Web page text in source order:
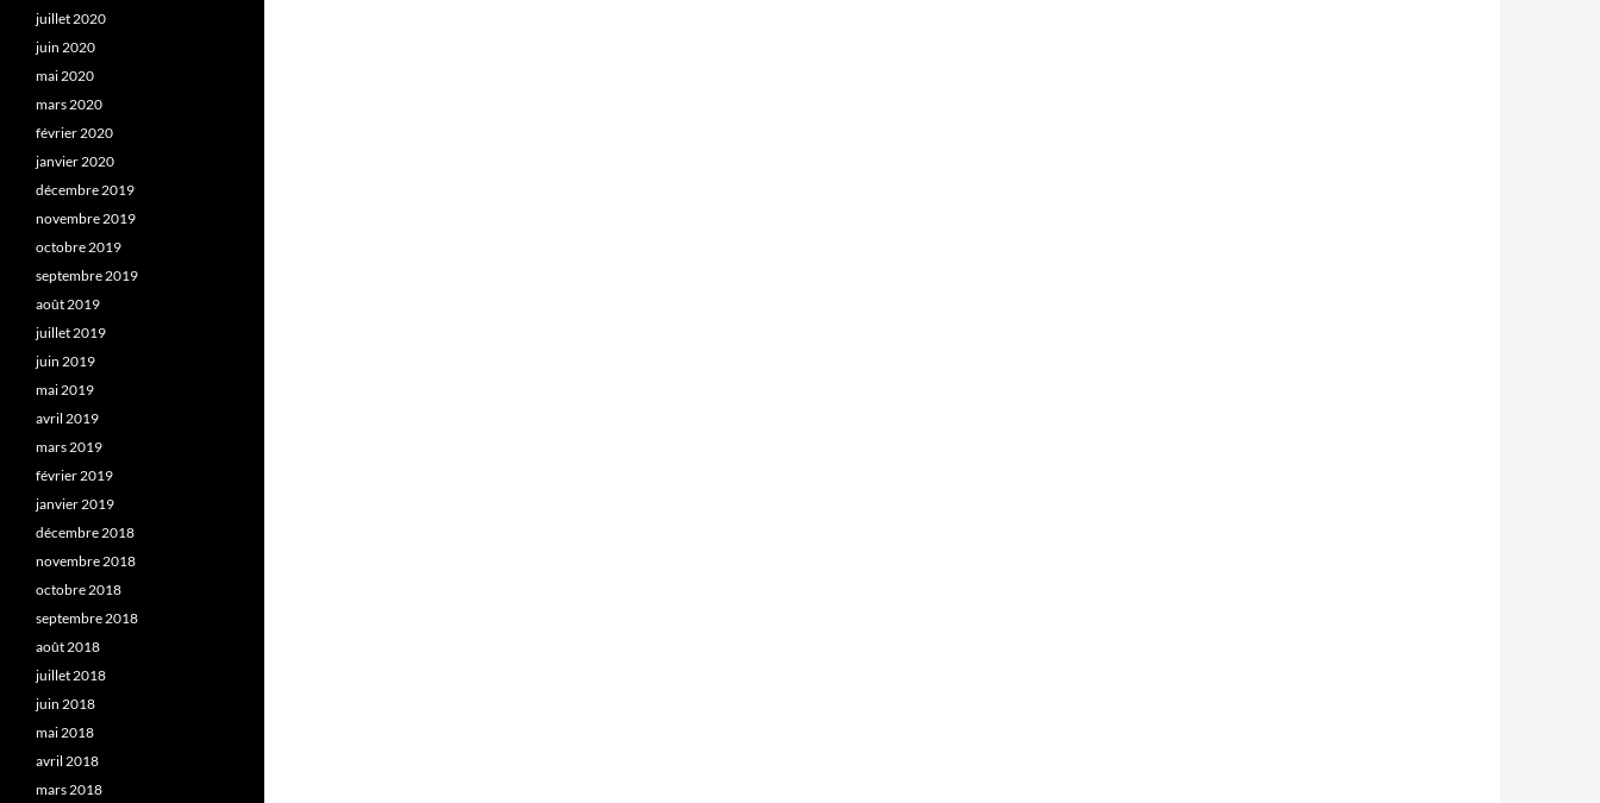
juillet 2020
juin 2020
mai 2020
mars 2020
février 2020
janvier 2020
décembre 2019
novembre 2019
octobre 2019
septembre 2019
août 2019
juillet 2019
juin 2019
mai 2019
avril 2019
mars 2019
février 2019
janvier 2019
décembre 2018
novembre 2018
octobre 2018
septembre 2018
août 2018
juillet 2018
juin 2018
mai 2018
avril 2018
mars 2018